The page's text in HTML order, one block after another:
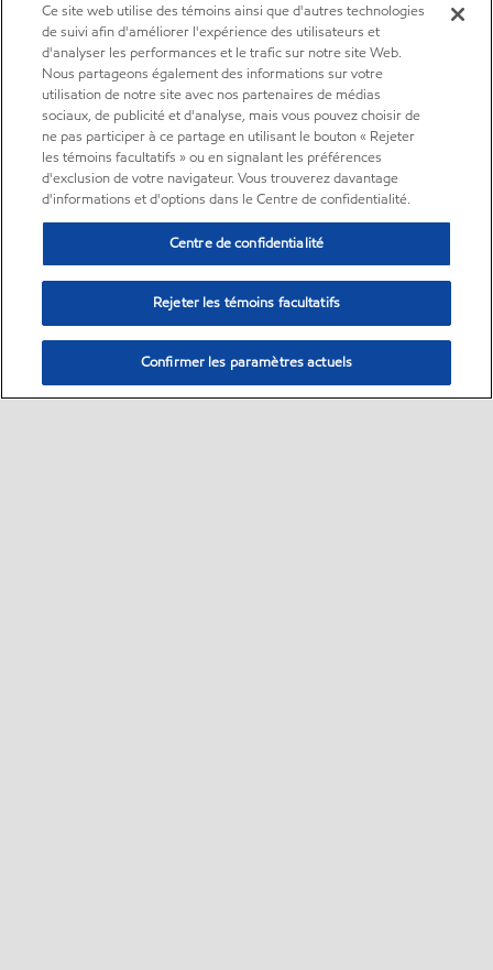
Ce site web utilise des témoins ainsi que d'autres technologies
de suivi afin d'améliorer l'expérience des utilisateurs et
d'analyser les performances et le trafic sur notre site Web.
Nous partageons également des informations sur votre
utilisation de notre site avec nos partenaires de médias
sociaux, de publicité et d'analyse, mais vous pouvez choisir de
ne pas participer à ce partage en utilisant le bouton « Rejeter
les témoins facultatifs » ou en signalant les préférences
d'exclusion de votre navigateur. Vous trouverez davantage
d'informations et d'options dans le Centre de confidentialité.
Centre de confidentialité
Rejeter les témoins facultatifs
Confirmer les paramètres actuels